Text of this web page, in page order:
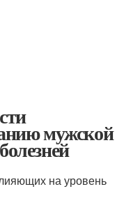
мужской
на уровень